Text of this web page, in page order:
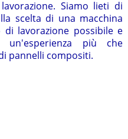
Siamo lieti di
scelta di una macchina
lavorazione possibile e
più che
pannelli compositi.